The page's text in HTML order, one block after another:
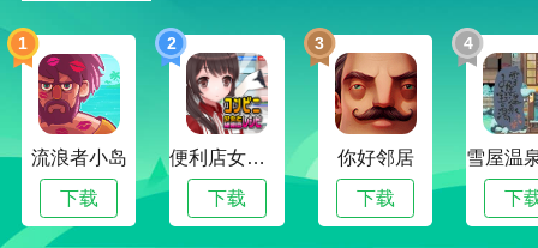
游戏评测
获得更多武器，解决更多敌人，进行极其精彩的射击战
斗，进行无尽的冒险，结合许多游戏元素，选择各种角
色，并在冒险过程中获得各种道具。你可以在任何时候
拥有它们，并进行一场精彩的比赛。下载并与您喜欢的
朋友一起玩得开心！
1
流浪者小岛
下载
2
便利店女孩moonband
下载
3
你好邻居
下载
4
下